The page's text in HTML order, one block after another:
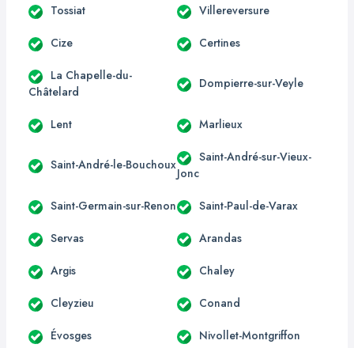
Tossiat Villereversure
Cize Certines
La Chapelle-du-
Châtelard
Dompierre-sur-Veyle
Lent Marlieux
Saint-André-le-Bouchoux
Saint-André-sur-Vieux-
Jonc
Saint-Germain-sur-Renon Saint-Paul-de-Varax
Servas Arandas
Argis Chaley
Cleyzieu Conand
Évosges Nivollet-Montgriffon